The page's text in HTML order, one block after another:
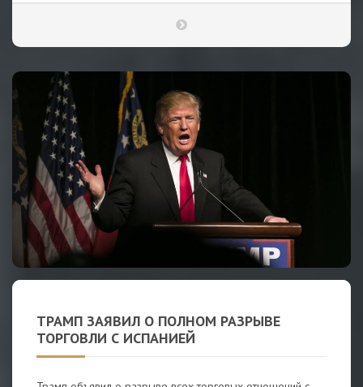
ТРАМП ЗАЯВИЛ О ПОЛНОМ РАЗРЫВЕ
ТОРГОВЛИ С ИСПАНИЕЙ